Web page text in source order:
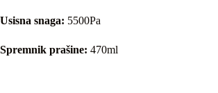
Usisna snaga: 5500Pa
Spremnik prašine: 470ml